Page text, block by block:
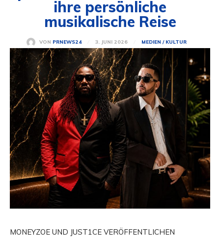
ihre persönliche
musikalische Reise
VON PRNEWS24 3. JUNI 2026 MEDIEN / KULTUR
MONEYZOE UND JUST1CE VERÖFFENTLICHEN